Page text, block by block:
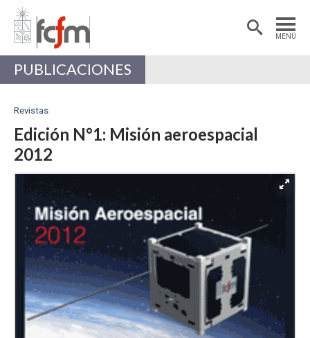
MENÚ
Estudiantes
Académicas/os
PUBLICACIONES
Revistas
Edición N°1: Misión aeroespacial
2012